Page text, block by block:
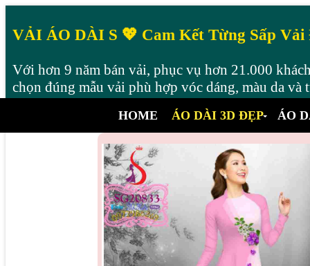
VẢI ÁO DÀI S 💖 Cam Kết Từng Sấp
Với hơn 9 năm bán vải, phục vụ hơn 21.000
chọn đúng mẫu vải phù hợp vóc dáng, màu da
HOME ÁO DÀI 3D ĐẸP ÁO